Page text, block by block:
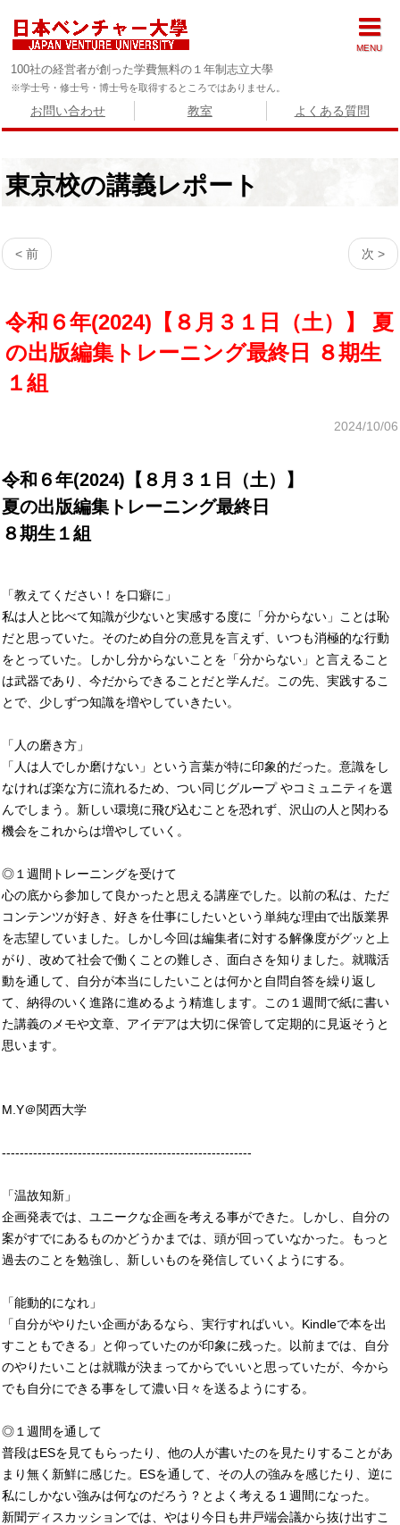
100社の経営者が創った学費無料の１年制志立大學
※学士号・修士号・博士号を取得するところではありません。
お問い合わせ 教室 よくある質問
東京校の講義レポート
< 前 次 >
令和６年(2024)【８月３１日（土）】 夏
の出版編集トレーニング最終日 ８期生
１組
2024/10/06
令和６年(2024)【８月３１日（土）】
夏の出版編集トレーニング最終日
８期生１組
「教えてください！を口癖に」
私は人と比べて知識が少ないと実感する度に「分からない」ことは恥
だと思っていた。そのため自分の意見を言えず、いつも消極的な行動
をとっていた。しかし分からないことを「分からない」と言えること
は武器であり、今だからできることだと学んだ。この先、実践するこ
とで、少しずつ知識を増やしていきたい。
「人の磨き方」
「人は人でしか磨けない」という言葉が特に印象的だった。意識をし
なければ楽な方に流れるため、つい同じグループ やコミュニティを選
んでしまう。新しい環境に飛び込むことを恐れず、沢山の人と関わる
機会をこれからは増やしていく。
◎１週間トレーニングを受けて
心の底から参加して良かったと思える講座でした。以前の私は、ただ
コンテンツが好き、好きを仕事にしたいという単純な理由で出版業界
を志望していました。しかし今回は編集者に対する解像度がグッと上
がり、改めて社会で働くことの難しさ、面白さを知りました。就職活
動を通して、自分が本当にしたいことは何かと自問自答を繰り返し
て、納得のいく進路に進めるよう精進します。この１週間で紙に書い
た講義のメモや文章、アイデアは大切に保管して定期的に見返そうと
思います。
M.Y＠関西大学
--------------------------------------------------------
「温故知新」
企画発表では、ユニークな企画を考える事ができた。しかし、自分の
案がすでにあるものかどうかまでは、頭が回っていなかった。もっと
過去のことを勉強し、新しいものを発信していくようにする。
「能動的になれ」
「自分がやりたい企画があるなら、実行すればいい。Kindleで本を出
すこともできる」と仰っていたのが印象に残った。以前までは、自分
のやりたいことは就職が決まってからでいいと思っていたが、今から
でも自分にできる事をして濃い日々を送るようにする。
◎１週間を通して
普段はESを見てもらったり、他の人が書いたのを見たりすることがあ
まり無く新鮮に感じた。ESを通して、その人の強みを感じたり、逆に
私にしかない強みは何なのだろう？とよく考える１週間になった。
新聞ディスカッションでは、やはり今日も井戸端会議から抜け出すこ
MENU